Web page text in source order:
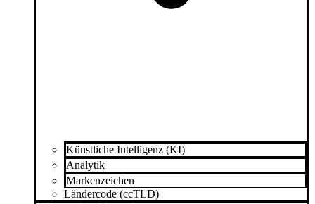
Künstliche Intelligenz (KI)
Analytik
Markenzeichen
Ländercode (ccTLD)